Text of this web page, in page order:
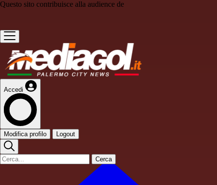
Questo sito contribuisce alla audience de
Accedi
Modifica profilo Logout
Cerca